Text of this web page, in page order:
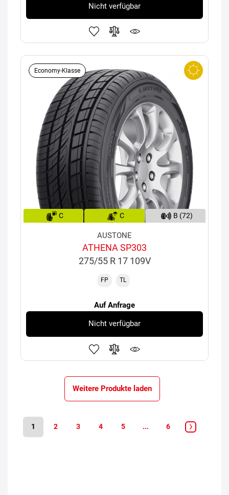
Nicht verfügbar
Economy-Klasse
C C B (72)
AUSTONE
ATHENA SP303
275/55 R 17 109V
FP TL
Auf Anfrage
Nicht verfügbar
Weitere Produkte laden
1 2 3 4 5 ... 6